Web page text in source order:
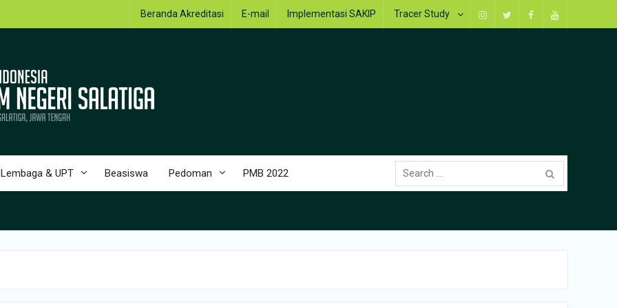
Instagram
TwitterFacebookYoutube
Beranda Akreditasi E-mail Implementasi SAKIP Tracer Study
Lembaga & UPT Beasiswa Pedoman PMB 2022
Search
for: